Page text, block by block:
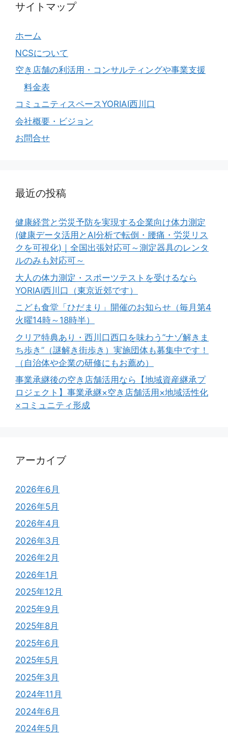
サイトマップ
ホーム
NCSについて
空き店舗の利活用・コンサルティングや事業支援
料金表
コミュニティスペースYORIAI西川口
会社概要・ビジョン
お問合せ
最近の投稿
健康経営と労災予防を実現する企業向け体力測定
(健康データ活用とAI分析で転倒・腰痛・労災リス
クを可視化)｜全国出張対応可～測定器具のレンタ
ルのみも対応可～
大人の体力測定・スポーツテストを受けるなら
YORIAI西川口（東京近郊です）
こども食堂「ひだまり」開催のお知らせ（毎月第4
火曜14時～18時半）
クリア特典あり・西川口西口を味わう”ナゾ解きま
ち歩き”（謎解き街歩き）実施団体も募集中です！
（自治体や企業の研修にもお薦め）
事業承継後の空き店舗活用なら【地域資産継承プ
ロジェクト】事業承継×空き店舗活用×地域活性化
×コミュニティ形成
アーカイブ
2026年6月
2026年5月
2026年4月
2026年3月
2026年2月
2026年1月
2025年12月
2025年9月
2025年8月
2025年6月
2025年5月
2025年3月
2024年11月
2024年6月
2024年5月